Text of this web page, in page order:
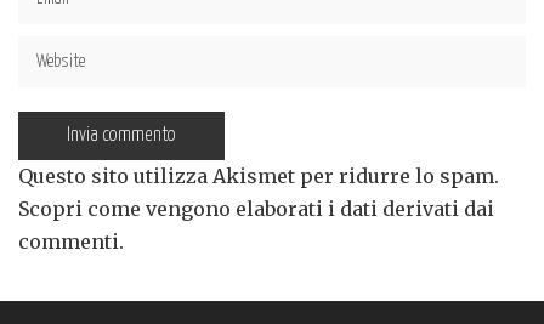
Questo sito utilizza Akismet per ridurre lo spam.
Scopri come vengono elaborati i dati derivati dai
commenti.